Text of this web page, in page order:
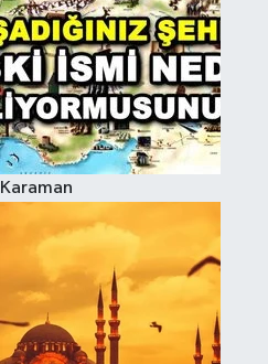
Karaman